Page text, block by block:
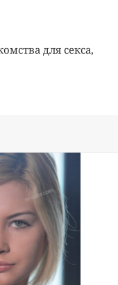
для секса,